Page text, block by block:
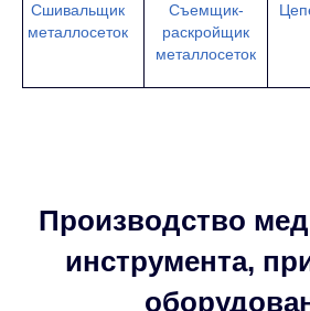
Сшивальщик
металлосеток
Съемщик-
раскройщик
металлосеток
Производство
инструмента,